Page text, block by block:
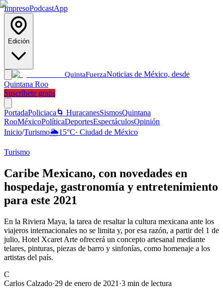
ImpresoPodcastApp
Edición
QuintaFuerzaNoticias de México, desde
Quintana Roo
Suscríbete gratis
PortadaPoliciaca 🌀 HuracanesSismosQuintana
RooMéxicoPolíticaDeportesEspectáculosOpinión
Inicio/Turismo🌦️15°C· Ciudad de México
Turismo
Caribe Mexicano, con novedades en
hospedaje, gastronomía y entretenimiento
para este 2021
En la Riviera Maya, la tarea de resaltar la cultura mexicana ante los
viajeros internacionales no se limita y, por esa razón, a partir del 1 de
julio, Hotel Xcaret Arte ofrecerá un concepto artesanal mediante
telares, pinturas, piezas de barro y sinfonías, como homenaje a los
artistas del país.
C
Carlos Calzado·29 de enero de 2021 ·3 min de lectura